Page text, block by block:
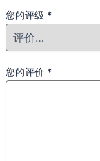
您的评级 *
您的评价 *